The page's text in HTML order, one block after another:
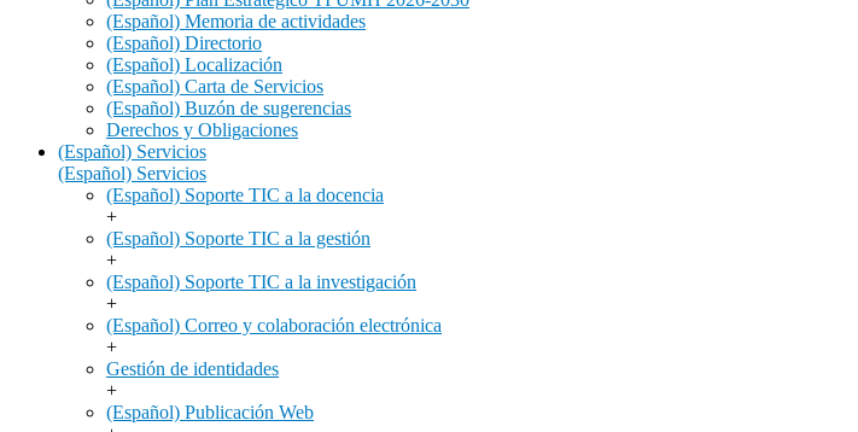
(Español) Memoria de actividades
(Español) Directorio
(Español) Localización
(Español) Carta de Servicios
(Español) Buzón de sugerencias
Derechos y Obligaciones
(Español) Servicios
(Español) Servicios
(Español) Soporte TIC a la docencia
+
(Español) Soporte TIC a la gestión
+
(Español) Soporte TIC a la investigación
+
(Español) Correo y colaboración electrónica
+
Gestión de identidades
+
(Español) Publicación Web